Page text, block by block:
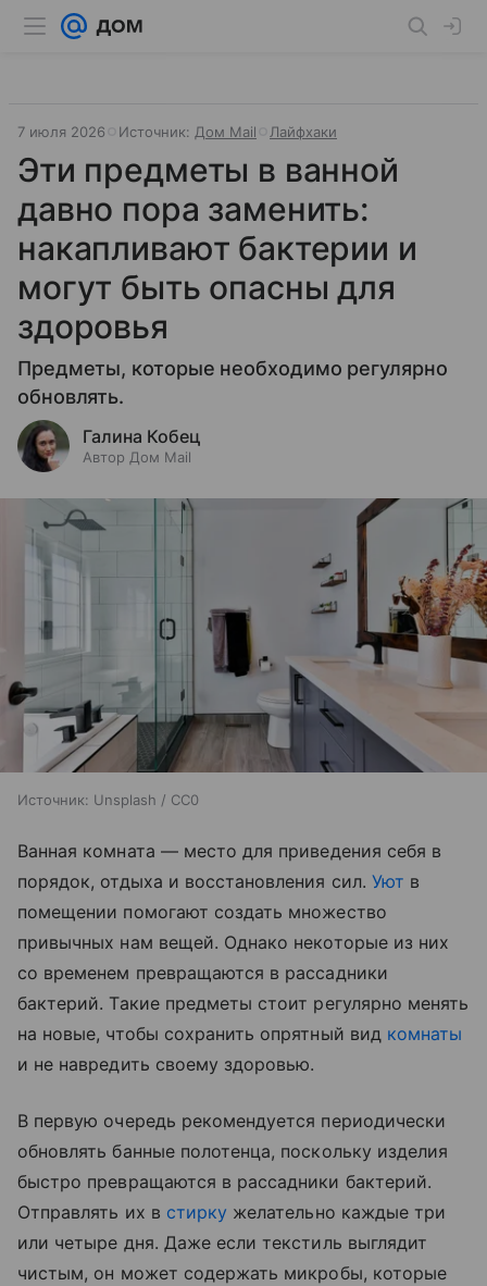
7 июля 2026 Источник: Дом Mail Лайфхаки
Эти предметы в ванной
давно пора заменить:
накапливают бактерии и
могут быть опасны для
здоровья
Предметы, которые необходимо регулярно
обновлять.
Галина Кобец
Автор Дом Mail
Источник: Unsplash / CC0
Ванная комната — место для приведения себя в
порядок, отдыха и восстановления сил. Уют в
помещении помогают создать множество
привычных нам вещей. Однако некоторые из них
со временем превращаются в рассадники
бактерий. Такие предметы стоит регулярно менять
на новые, чтобы сохранить опрятный вид комнаты
и не навредить своему здоровью.
В первую очередь рекомендуется периодически
обновлять банные полотенца, поскольку изделия
быстро превращаются в рассадники бактерий.
Отправлять их в стирку желательно каждые три
или четыре дня. Даже если текстиль выглядит
чистым, он может содержать микробы, которые